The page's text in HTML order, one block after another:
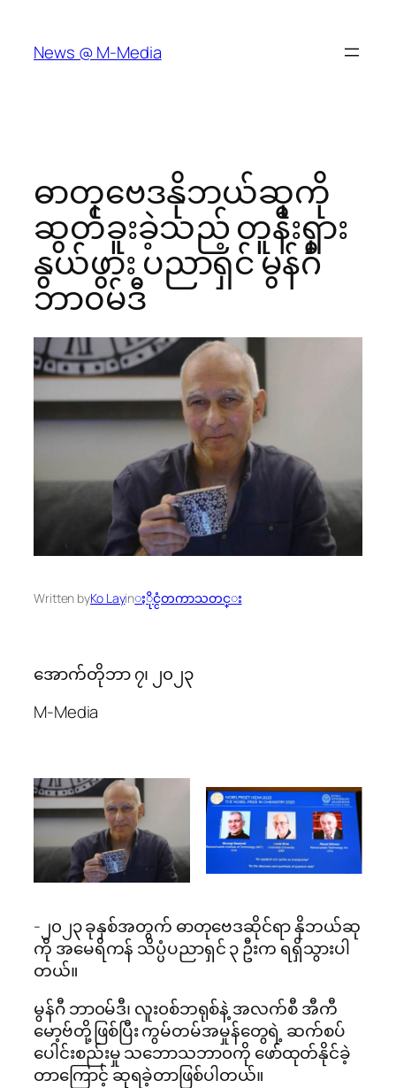
content
News @ M-Media
ဓာတုဗေဒနိုဘယ်ဆုကို
ဆွတ်ခူးခဲ့သည့် တူနီးရှား
နွယ်ဖွား ပညာရှင် မွန်ဂီ
ဘာ၀မ်ဒီ
Written byKo Layinႏိုင္ငံတကာသတင္း
အောက်တိုဘာ ၇၊ ၂၀၂၃
M-Media
-၂၀၂၃ ခုနှစ်အတွက် ဓာတုဗေဒဆိုင်ရာ နိုဘယ်ဆု
ကို အမေရိကန် သိပ္ပံပညာရှင် ၃ ဦးက ရရှိသွားပါ
တယ်။
မွန်ဂီ ဘာ၀မ်ဒီ၊ လူး၀စ်ဘရုစ်နဲ့ အလက်စီ အီကီ
မော့ဗ်တို့ဖြစ်ပြီး ကွမ်တမ်အမှုန်တွေရဲ့ ဆက်စပ်
ပေါင်းစည်းမှု သဘောသဘာ၀ကို ဖော်ထုတ်နိုင်ခဲ့
တာကြောင့် ဆုရခဲ့တာဖြစ်ပါတယ်။